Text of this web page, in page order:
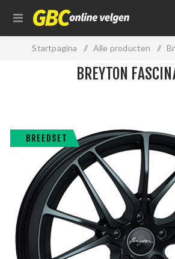
Startpagina / Alle producten /
BREEDSET
BREYTON